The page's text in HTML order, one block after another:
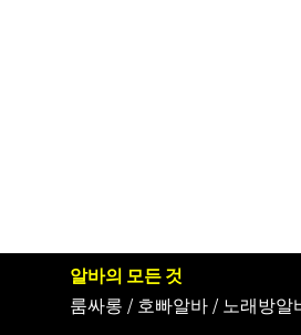
알바의 모든 것
룸싸롱 / 호빠알바 / 노래방알